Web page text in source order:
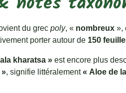
du grecpoly, « nombreux »,
porter autour de 150
kharatsa » est encore plus
», signifie littéralement« Aloe de